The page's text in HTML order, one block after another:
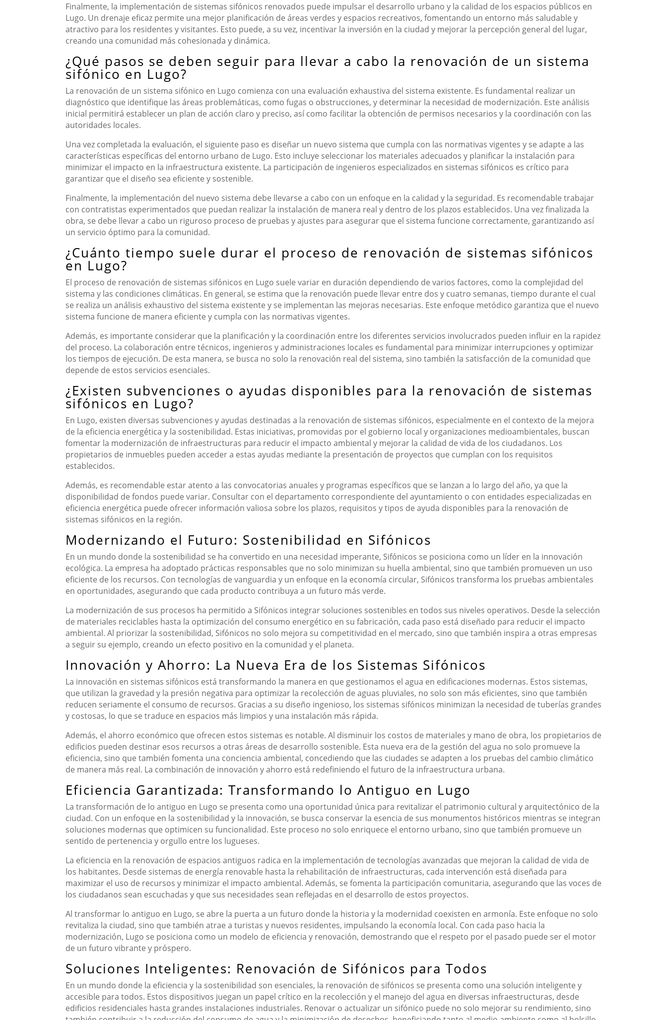
Finalmente, la implementación de sistemas sifónicos renovados puede impulsar el desarrollo urbano y la calidad de los espacios públicos en
Lugo. Un drenaje eficaz permite una mejor planificación de áreas verdes y espacios recreativos, fomentando un entorno más saludable y
atractivo para los residentes y visitantes. Esto puede, a su vez, incentivar la inversión en la ciudad y mejorar la percepción general del lugar,
creando una comunidad más cohesionada y dinámica.
¿Qué pasos se deben seguir para llevar a cabo la renovación de un sistema
sifónico en Lugo?
La renovación de un sistema sifónico en Lugo comienza con una evaluación exhaustiva del sistema existente. Es fundamental realizar un
diagnóstico que identifique las áreas problemáticas, como fugas o obstrucciones, y determinar la necesidad de modernización. Este análisis
inicial permitirá establecer un plan de acción claro y preciso, así como facilitar la obtención de permisos necesarios y la coordinación con las
autoridades locales.
Una vez completada la evaluación, el siguiente paso es diseñar un nuevo sistema que cumpla con las normativas vigentes y se adapte a las
características específicas del entorno urbano de Lugo. Esto incluye seleccionar los materiales adecuados y planificar la instalación para
minimizar el impacto en la infraestructura existente. La participación de ingenieros especializados en sistemas sifónicos es crítico para
garantizar que el diseño sea eficiente y sostenible.
Finalmente, la implementación del nuevo sistema debe llevarse a cabo con un enfoque en la calidad y la seguridad. Es recomendable trabajar
con contratistas experimentados que puedan realizar la instalación de manera real y dentro de los plazos establecidos. Una vez finalizada la
obra, se debe llevar a cabo un riguroso proceso de pruebas y ajustes para asegurar que el sistema funcione correctamente, garantizando así
un servicio óptimo para la comunidad.
¿Cuánto tiempo suele durar el proceso de renovación de sistemas sifónicos
en Lugo?
El proceso de renovación de sistemas sifónicos en Lugo suele variar en duración dependiendo de varios factores, como la complejidad del
sistema y las condiciones climáticas. En general, se estima que la renovación puede llevar entre dos y cuatro semanas, tiempo durante el cual
se realiza un análisis exhaustivo del sistema existente y se implementan las mejoras necesarias. Este enfoque metódico garantiza que el nuevo
sistema funcione de manera eficiente y cumpla con las normativas vigentes.
Además, es importante considerar que la planificación y la coordinación entre los diferentes servicios involucrados pueden influir en la rapidez
del proceso. La colaboración entre técnicos, ingenieros y administraciones locales es fundamental para minimizar interrupciones y optimizar
los tiempos de ejecución. De esta manera, se busca no solo la renovación real del sistema, sino también la satisfacción de la comunidad que
depende de estos servicios esenciales.
¿Existen subvenciones o ayudas disponibles para la renovación de sistemas
sifónicos en Lugo?
En Lugo, existen diversas subvenciones y ayudas destinadas a la renovación de sistemas sifónicos, especialmente en el contexto de la mejora
de la eficiencia energética y la sostenibilidad. Estas iniciativas, promovidas por el gobierno local y organizaciones medioambientales, buscan
fomentar la modernización de infraestructuras para reducir el impacto ambiental y mejorar la calidad de vida de los ciudadanos. Los
propietarios de inmuebles pueden acceder a estas ayudas mediante la presentación de proyectos que cumplan con los requisitos
establecidos.
Además, es recomendable estar atento a las convocatorias anuales y programas específicos que se lanzan a lo largo del año, ya que la
disponibilidad de fondos puede variar. Consultar con el departamento correspondiente del ayuntamiento o con entidades especializadas en
eficiencia energética puede ofrecer información valiosa sobre los plazos, requisitos y tipos de ayuda disponibles para la renovación de
sistemas sifónicos en la región.
Modernizando el Futuro: Sostenibilidad en Sifónicos
En un mundo donde la sostenibilidad se ha convertido en una necesidad imperante, Sifónicos se posiciona como un líder en la innovación
ecológica. La empresa ha adoptado prácticas responsables que no solo minimizan su huella ambiental, sino que también promueven un uso
eficiente de los recursos. Con tecnologías de vanguardia y un enfoque en la economía circular, Sifónicos transforma los pruebas ambientales
en oportunidades, asegurando que cada producto contribuya a un futuro más verde.
La modernización de sus procesos ha permitido a Sifónicos integrar soluciones sostenibles en todos sus niveles operativos. Desde la selección
de materiales reciclables hasta la optimización del consumo energético en su fabricación, cada paso está diseñado para reducir el impacto
ambiental. Al priorizar la sostenibilidad, Sifónicos no solo mejora su competitividad en el mercado, sino que también inspira a otras empresas
a seguir su ejemplo, creando un efecto positivo en la comunidad y el planeta.
Innovación y Ahorro: La Nueva Era de los Sistemas Sifónicos
La innovación en sistemas sifónicos está transformando la manera en que gestionamos el agua en edificaciones modernas. Estos sistemas,
que utilizan la gravedad y la presión negativa para optimizar la recolección de aguas pluviales, no solo son más eficientes, sino que también
reducen seriamente el consumo de recursos. Gracias a su diseño ingenioso, los sistemas sifónicos minimizan la necesidad de tuberías grandes
y costosas, lo que se traduce en espacios más limpios y una instalación más rápida.
Además, el ahorro económico que ofrecen estos sistemas es notable. Al disminuir los costos de materiales y mano de obra, los propietarios de
edificios pueden destinar esos recursos a otras áreas de desarrollo sostenible. Esta nueva era de la gestión del agua no solo promueve la
eficiencia, sino que también fomenta una conciencia ambiental, concediendo que las ciudades se adapten a los pruebas del cambio climático
de manera más real. La combinación de innovación y ahorro está redefiniendo el futuro de la infraestructura urbana.
Eficiencia Garantizada: Transformando lo Antiguo en Lugo
La transformación de lo antiguo en Lugo se presenta como una oportunidad única para revitalizar el patrimonio cultural y arquitectónico de la
ciudad. Con un enfoque en la sostenibilidad y la innovación, se busca conservar la esencia de sus monumentos históricos mientras se integran
soluciones modernas que optimicen su funcionalidad. Este proceso no solo enriquece el entorno urbano, sino que también promueve un
sentido de pertenencia y orgullo entre los lugueses.
La eficiencia en la renovación de espacios antiguos radica en la implementación de tecnologías avanzadas que mejoran la calidad de vida de
los habitantes. Desde sistemas de energía renovable hasta la rehabilitación de infraestructuras, cada intervención está diseñada para
maximizar el uso de recursos y minimizar el impacto ambiental. Además, se fomenta la participación comunitaria, asegurando que las voces de
los ciudadanos sean escuchadas y que sus necesidades sean reflejadas en el desarrollo de estos proyectos.
Al transformar lo antiguo en Lugo, se abre la puerta a un futuro donde la historia y la modernidad coexisten en armonía. Este enfoque no solo
revitaliza la ciudad, sino que también atrae a turistas y nuevos residentes, impulsando la economía local. Con cada paso hacia la
modernización, Lugo se posiciona como un modelo de eficiencia y renovación, demostrando que el respeto por el pasado puede ser el motor
de un futuro vibrante y próspero.
Soluciones Inteligentes: Renovación de Sifónicos para Todos
En un mundo donde la eficiencia y la sostenibilidad son esenciales, la renovación de sifónicos se presenta como una solución inteligente y
accesible para todos. Estos dispositivos juegan un papel crítico en la recolección y el manejo del agua en diversas infraestructuras, desde
edificios residenciales hasta grandes instalaciones industriales. Renovar o actualizar un sifónico puede no solo mejorar su rendimiento, sino